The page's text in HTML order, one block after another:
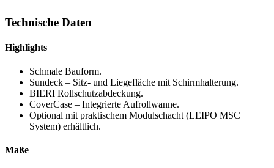
Technische Daten
Highlights
Schmale Bauform.
Sundeck – Sitz- und Liegefläche mit Schirmhalterung.
BIERI Rollschutzabdeckung.
CoverCase – Integrierte Aufrollwanne.
Optional mit praktischem Modulschacht (LEIPO MSC
System) erhältlich.
Maße